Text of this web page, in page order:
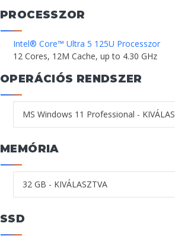
PROCESSZOR
Intel® Core™ Ultra 5 125U Processzor
12 Cores, 12M Cache, up to 4.30 GHz
OPERÁCIÓS RENDSZER
MEMÓRIA
SSD